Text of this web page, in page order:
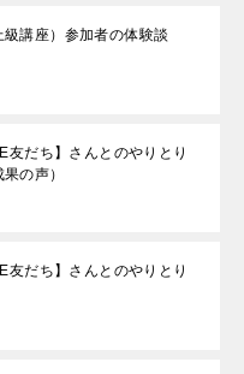
講座）参加者の体験談
だち】さんとのやりとり
の声）
だち】さんとのやりとり